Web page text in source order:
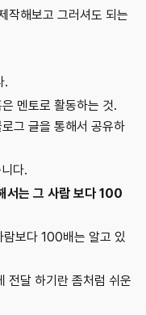
작해보고 그러셔도 되는
.
멘토로 활동하는 것.
그 글을 통해서 공유하
다.
서는 그 사람 보다 100
보다 100배는 알고 있
전달 하기란 좀처럼 쉬운